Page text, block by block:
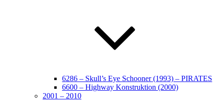
6286 – Skull’s Eye Schooner (1993) – PIRATES
6600 – Highway Konstruktion (2000)
2001 – 2010